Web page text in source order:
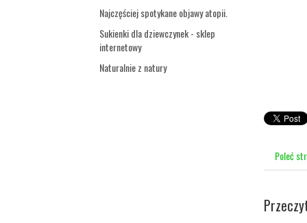
Najczęściej spotykane objawy atopii.
Sukienki dla dziewczynek - sklep
internetowy
Naturalnie z natury
Poleć